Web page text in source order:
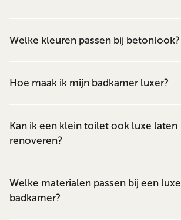
Welke kleuren passen bij betonlook?
Hoe maak ik mijn badkamer luxer?
Kan ik een klein toilet ook luxe laten
renoveren?
Welke materialen passen bij een luxe
badkamer?